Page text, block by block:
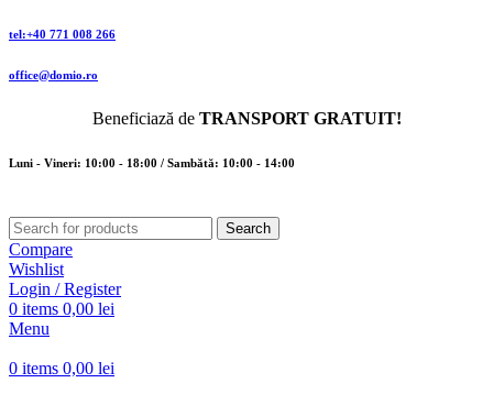
tel:+40 771 008 266
office@domio.ro
Beneficiază de TRANSPORT GRATUIT!
Luni - Vineri: 10:00 - 18:00 / Sambătă: 10:00 - 14:00
Search
Compare
Wishlist
Login / Register
0 items 0,00 lei
Menu
0 items 0,00 lei